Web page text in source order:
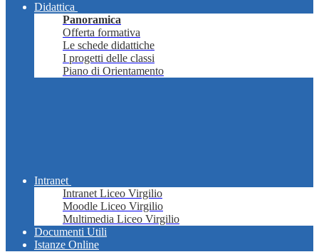
Didattica
Panoramica
Offerta formativa
Le schede didattiche
I progetti delle classi
Piano di Orientamento
Intranet
Intranet Liceo Virgilio
Moodle Liceo Virgilio
Multimedia Liceo Virgilio
Documenti Utili
Istanze Online